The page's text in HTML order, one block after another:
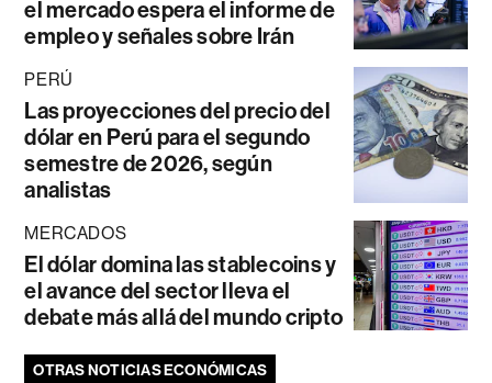
el mercado espera el informe de
empleo y señales sobre Irán
PERÚ
Las proyecciones del precio del
dólar en Perú para el segundo
semestre de 2026, según
analistas
MERCADOS
El dólar domina las stablecoins y
el avance del sector lleva el
debate más allá del mundo cripto
OTRAS NOTICIAS ECONÓMICAS